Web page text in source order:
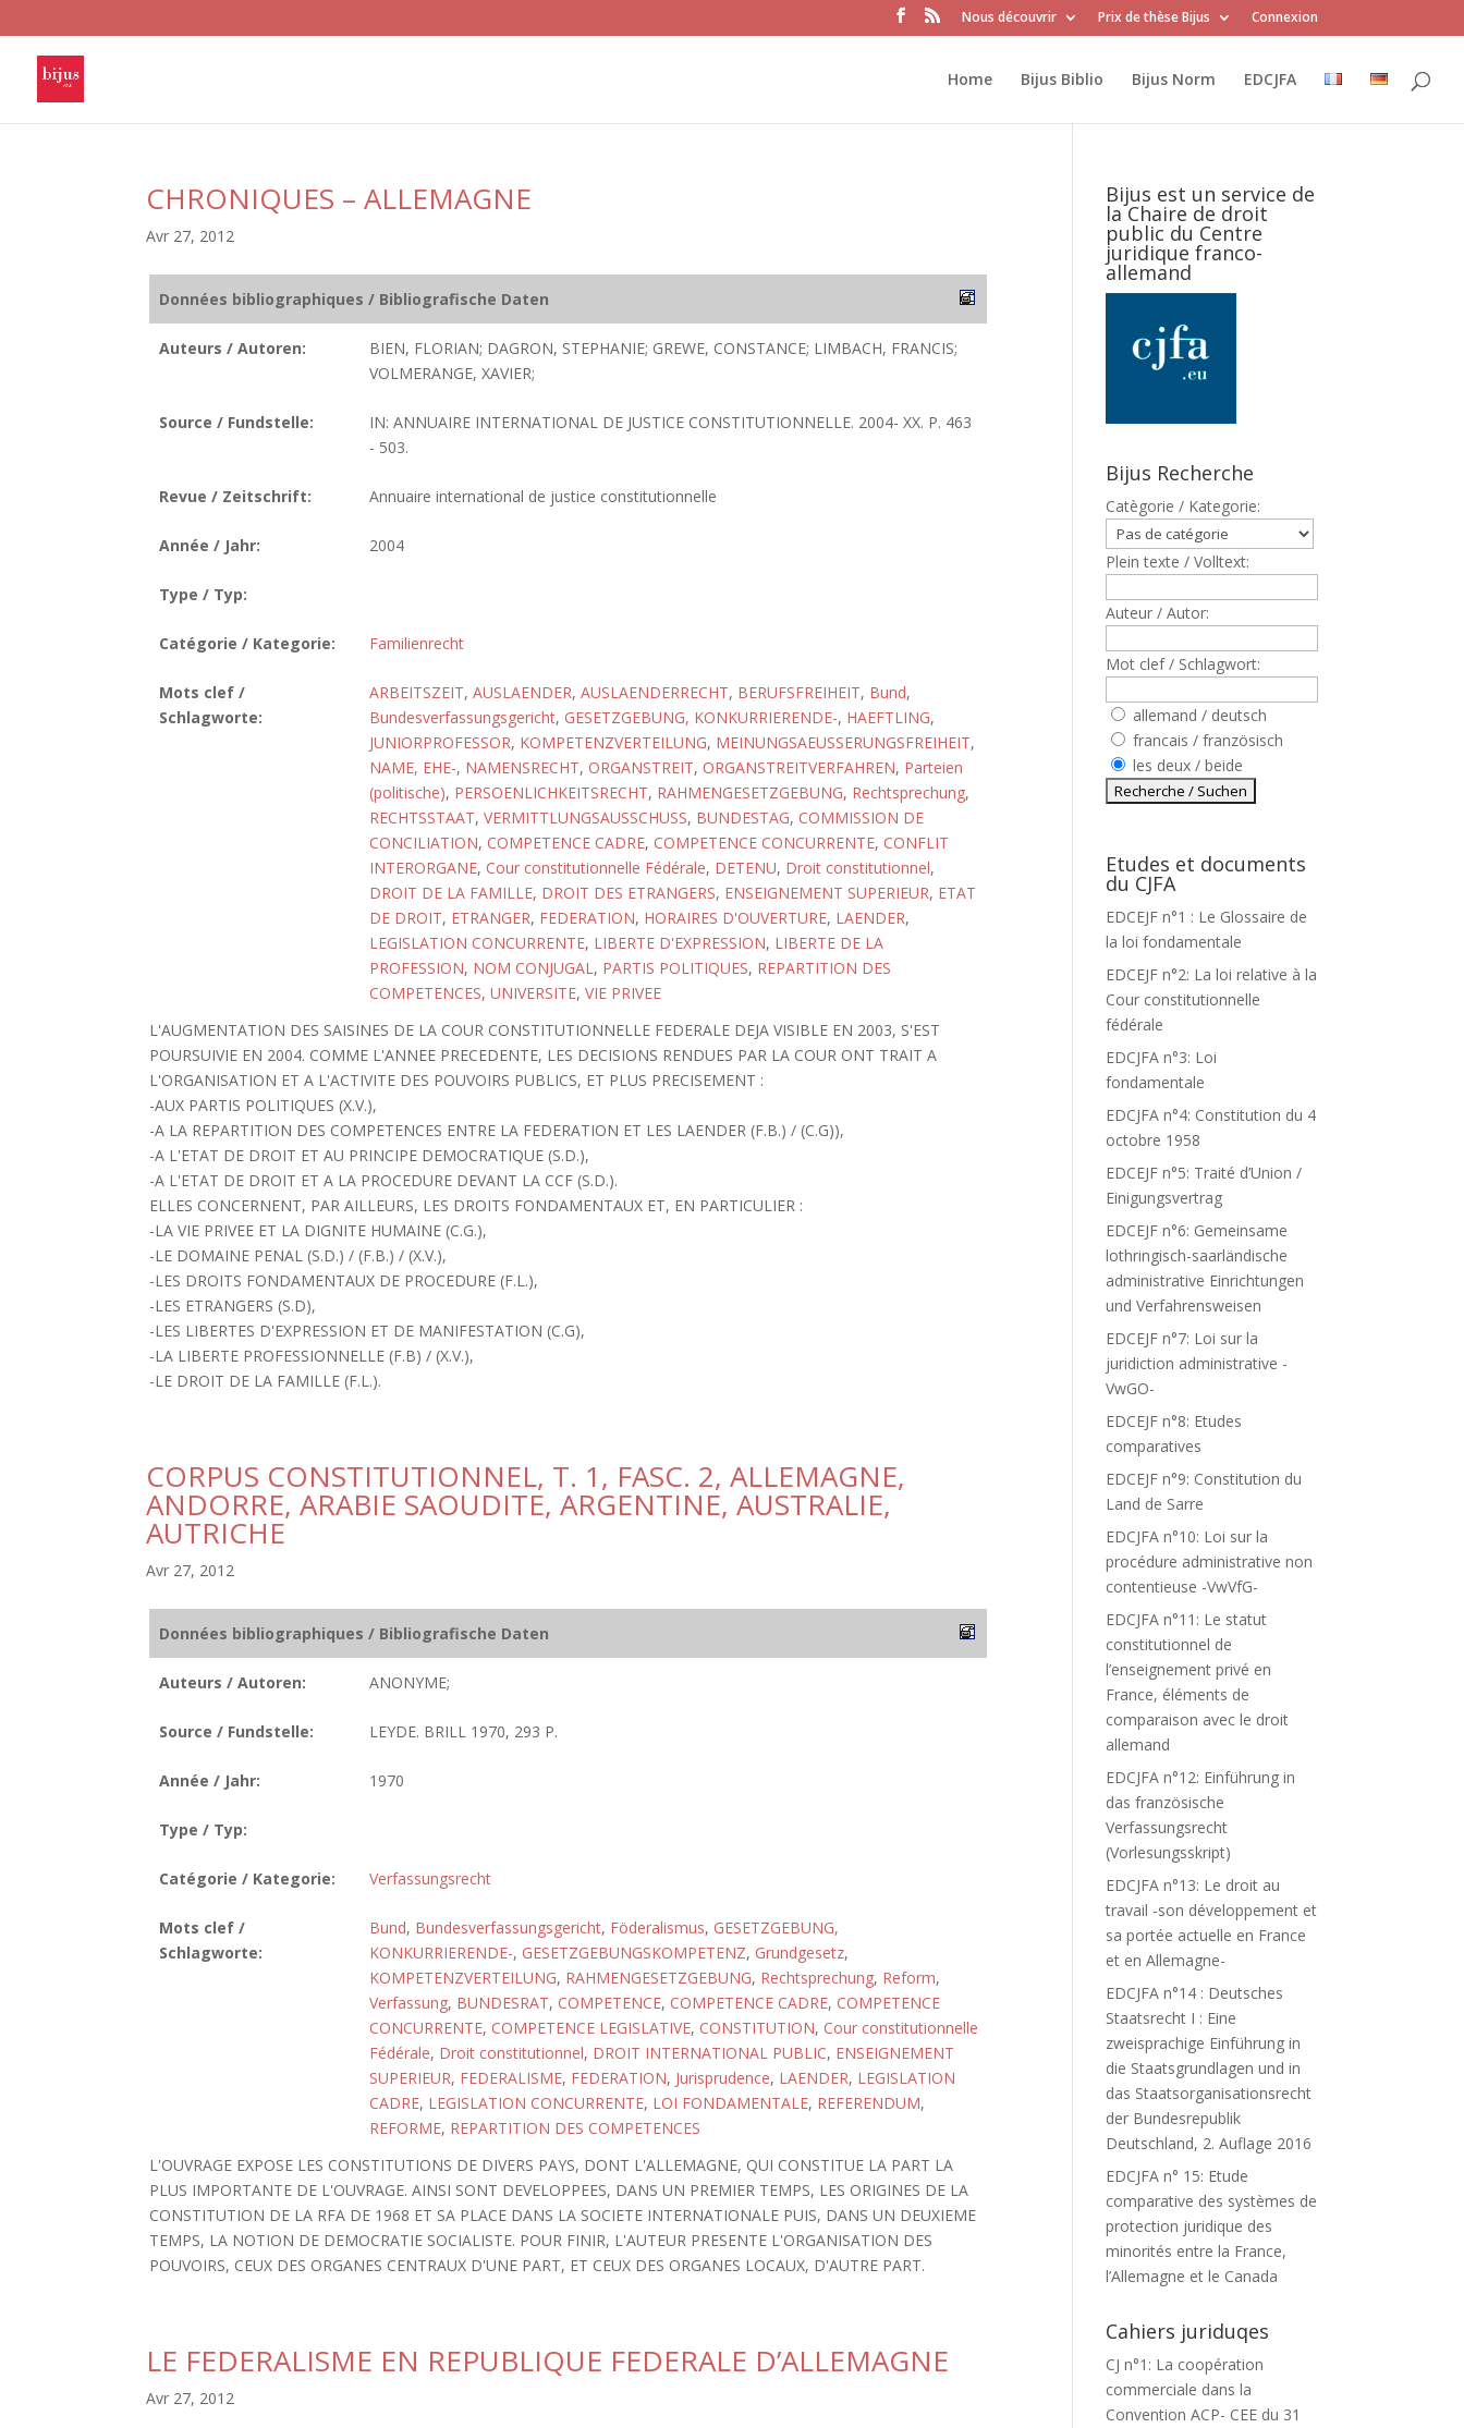
Nous découvrir Prix de thèse Bijus Connexion
Home Bijus Biblio Bijus Norm EDCJFA
CHRONIQUES – ALLEMAGNE
Avr 27, 2012
Données bibliographiques / Bibliografische Daten
Auteurs / Autoren:
BIEN, FLORIAN; DAGRON, STEPHANIE; GREWE, CONSTANCE; LIMBACH, FRANCIS;
VOLMERANGE, XAVIER;
Source / Fundstelle:
IN: ANNUAIRE INTERNATIONAL DE JUSTICE CONSTITUTIONNELLE. 2004- XX. P. 463
- 503.
Revue / Zeitschrift: Annuaire international de justice constitutionnelle
Année / Jahr: 2004
Type / Typ:
Catégorie / Kategorie: Familienrecht
Mots clef /
Schlagworte:
ARBEITSZEIT, AUSLAENDER, AUSLAENDERRECHT, BERUFSFREIHEIT, Bund,
Bundesverfassungsgericht, GESETZGEBUNG, KONKURRIERENDE-, HAEFTLING,
JUNIORPROFESSOR, KOMPETENZVERTEILUNG, MEINUNGSAEUSSERUNGSFREIHEIT,
NAME, EHE-, NAMENSRECHT, ORGANSTREIT, ORGANSTREITVERFAHREN, Parteien
(politische), PERSOENLICHKEITSRECHT, RAHMENGESETZGEBUNG, Rechtsprechung,
RECHTSSTAAT, VERMITTLUNGSAUSSCHUSS, BUNDESTAG, COMMISSION DE
CONCILIATION, COMPETENCE CADRE, COMPETENCE CONCURRENTE, CONFLIT
INTERORGANE, Cour constitutionnelle Fédérale, DETENU, Droit constitutionnel,
DROIT DE LA FAMILLE, DROIT DES ETRANGERS, ENSEIGNEMENT SUPERIEUR, ETAT
DE DROIT, ETRANGER, FEDERATION, HORAIRES D'OUVERTURE, LAENDER,
LEGISLATION CONCURRENTE, LIBERTE D'EXPRESSION, LIBERTE DE LA
PROFESSION, NOM CONJUGAL, PARTIS POLITIQUES, REPARTITION DES
COMPETENCES, UNIVERSITE, VIE PRIVEE
L'AUGMENTATION DES SAISINES DE LA COUR CONSTITUTIONNELLE FEDERALE DEJA VISIBLE EN 2003, S'EST
POURSUIVIE EN 2004. COMME L'ANNEE PRECEDENTE, LES DECISIONS RENDUES PAR LA COUR ONT TRAIT A
L'ORGANISATION ET A L'ACTIVITE DES POUVOIRS PUBLICS, ET PLUS PRECISEMENT :
-AUX PARTIS POLITIQUES (X.V.),
-A LA REPARTITION DES COMPETENCES ENTRE LA FEDERATION ET LES LAENDER (F.B.) / (C.G)),
-A L'ETAT DE DROIT ET AU PRINCIPE DEMOCRATIQUE (S.D.),
-A L'ETAT DE DROIT ET A LA PROCEDURE DEVANT LA CCF (S.D.).
ELLES CONCERNENT, PAR AILLEURS, LES DROITS FONDAMENTAUX ET, EN PARTICULIER :
-LA VIE PRIVEE ET LA DIGNITE HUMAINE (C.G.),
-LE DOMAINE PENAL (S.D.) / (F.B.) / (X.V.),
-LES DROITS FONDAMENTAUX DE PROCEDURE (F.L.),
-LES ETRANGERS (S.D),
-LES LIBERTES D'EXPRESSION ET DE MANIFESTATION (C.G),
-LA LIBERTE PROFESSIONNELLE (F.B) / (X.V.),
-LE DROIT DE LA FAMILLE (F.L.).
CORPUS CONSTITUTIONNEL, T. 1, FASC. 2, ALLEMAGNE,
ANDORRE, ARABIE SAOUDITE, ARGENTINE, AUSTRALIE,
AUTRICHE
Avr 27, 2012
Données bibliographiques / Bibliografische Daten
Auteurs / Autoren: ANONYME;
Source / Fundstelle: LEYDE. BRILL 1970, 293 P.
Année / Jahr: 1970
Type / Typ:
Catégorie / Kategorie: Verfassungsrecht
Mots clef /
Schlagworte:
Bund, Bundesverfassungsgericht, Föderalismus, GESETZGEBUNG,
KONKURRIERENDE-, GESETZGEBUNGSKOMPETENZ, Grundgesetz,
KOMPETENZVERTEILUNG, RAHMENGESETZGEBUNG, Rechtsprechung, Reform,
Verfassung, BUNDESRAT, COMPETENCE, COMPETENCE CADRE, COMPETENCE
CONCURRENTE, COMPETENCE LEGISLATIVE, CONSTITUTION, Cour constitutionnelle
Fédérale, Droit constitutionnel, DROIT INTERNATIONAL PUBLIC, ENSEIGNEMENT
SUPERIEUR, FEDERALISME, FEDERATION, Jurisprudence, LAENDER, LEGISLATION
CADRE, LEGISLATION CONCURRENTE, LOI FONDAMENTALE, REFERENDUM,
REFORME, REPARTITION DES COMPETENCES
L'OUVRAGE EXPOSE LES CONSTITUTIONS DE DIVERS PAYS, DONT L'ALLEMAGNE, QUI CONSTITUE LA PART LA
PLUS IMPORTANTE DE L'OUVRAGE. AINSI SONT DEVELOPPEES, DANS UN PREMIER TEMPS, LES ORIGINES DE LA
CONSTITUTION DE LA RFA DE 1968 ET SA PLACE DANS LA SOCIETE INTERNATIONALE PUIS, DANS UN DEUXIEME
TEMPS, LA NOTION DE DEMOCRATIE SOCIALISTE. POUR FINIR, L'AUTEUR PRESENTE L'ORGANISATION DES
POUVOIRS, CEUX DES ORGANES CENTRAUX D'UNE PART, ET CEUX DES ORGANES LOCAUX, D'AUTRE PART.
LE FEDERALISME EN REPUBLIQUE FEDERALE D’ALLEMAGNE
Avr 27, 2012
Bijus est un service de
la Chaire de droit
public du Centre
juridique franco-
allemand
Bijus Recherche
Catègorie / Kategorie:
Plein texte / Volltext:
Auteur / Autor:
Mot clef / Schlagwort:
allemand / deutsch
francais / französisch
les deux / beide
Etudes et documents
du CJFA
EDCEJF n°1 : Le Glossaire de
la loi fondamentale
EDCEJF n°2: La loi relative à la
Cour constitutionnelle
fédérale
EDCJFA n°3: Loi
fondamentale
EDCJFA n°4: Constitution du 4
octobre 1958
EDCEJF n°5: Traité d’Union /
Einigungsvertrag
EDCEJF n°6: Gemeinsame
lothringisch-saarländische
administrative Einrichtungen
und Verfahrensweisen
EDCEJF n°7: Loi sur la
juridiction administrative -
VwGO-
EDCEJF n°8: Etudes
comparatives
EDCEJF n°9: Constitution du
Land de Sarre
EDCJFA n°10: Loi sur la
procédure administrative non
contentieuse -VwVfG-
EDCJFA n°11: Le statut
constitutionnel de
l’enseignement privé en
France, éléments de
comparaison avec le droit
allemand
EDCJFA n°12: Einführung in
das französische
Verfassungsrecht
(Vorlesungsskript)
EDCJFA n°13: Le droit au
travail -son développement et
sa portée actuelle en France
et en Allemagne-
EDCJFA n°14 : Deutsches
Staatsrecht I : Eine
zweisprachige Einführung in
die Staatsgrundlagen und in
das Staatsorganisationsrecht
der Bundesrepublik
Deutschland, 2. Auflage 2016
EDCJFA n° 15: Etude
comparative des systèmes de
protection juridique des
minorités entre la France,
l’Allemagne et le Canada
Cahiers juriduqes
CJ n°1: La coopération
commerciale dans la
Convention ACP- CEE du 31